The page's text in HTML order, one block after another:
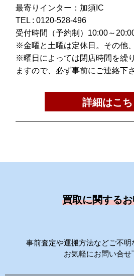
最寄りインター：加須IC
TEL : 0120-528-496
受付時間（予約制）10:00～
※金曜と土曜は定休日。その他
※曜日によっては閉店時間を繰
ますので、必ず事前にご連絡下さ
詳細はこち
買取に関する
事前査定や運搬方法などご不明
お気軽にお問い合せ